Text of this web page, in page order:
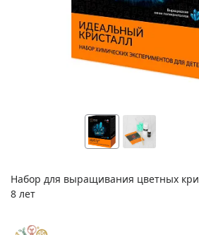
Набор для выращивания цветных
8 лет